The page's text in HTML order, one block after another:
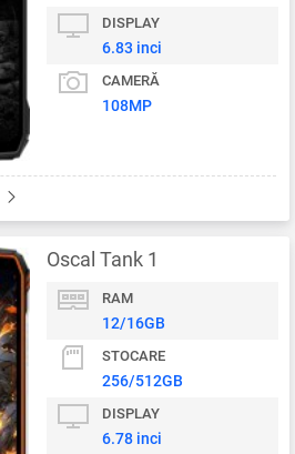
DISPLAY
6.83 inci
CAMERĂ
108MP
Oscal Tank 1
RAM
12/16GB
STOCARE
256/512GB
DISPLAY
6.78 inci